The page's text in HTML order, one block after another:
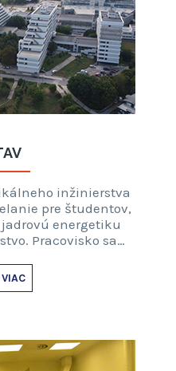
inžinierstva
pre študentov,
energetiku
Pracovisko sa…